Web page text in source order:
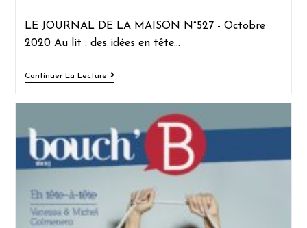
LE JOURNAL DE LA MAISON N°527 - Octobre
2020 Au lit : des idées en tête…
Continuer La Lecture